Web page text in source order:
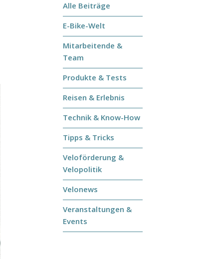
Alle Beiträge
E-Bike-Welt
Mitarbeitende &
Team
Produkte & Tests
Reisen & Erlebnis
Technik & Know-How
Tipps & Tricks
Veloförderung &
Velopolitik
Velonews
Veranstaltungen &
Events